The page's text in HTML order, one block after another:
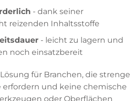
- dank seiner
reizenden Inhaltsstoffe
- leicht zu lagern und
noch einsatzbereit
für Branchen, die strenge
und keine chemische
oder Oberflächen